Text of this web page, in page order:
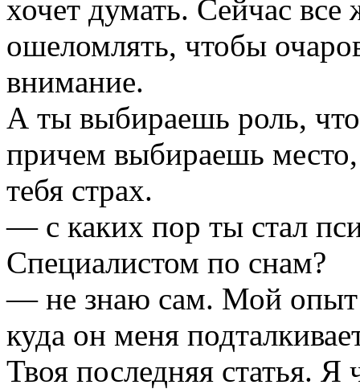
хочет думать. Сейчас
ошеломлять, чтобы
внимание.
А ты выбираешь роль,
причем выбираешь место,
тебя страх.
— с каких пор ты стал
Специалистом по снам?
— не знаю сам. Мой опыт
куда он меня
Твоя последняя статья. Я